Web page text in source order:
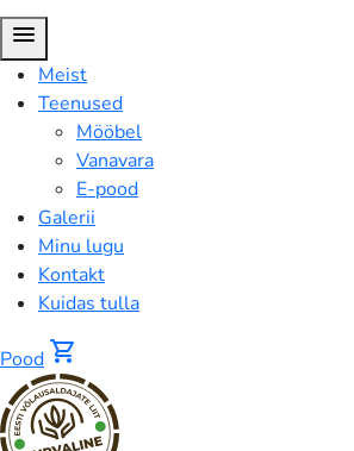
menu
Meist
Teenused
Mööbel
Vanavara
E-pood
Galerii
Minu lugu
Kontakt
Kuidas tulla
Pood shopping_cart